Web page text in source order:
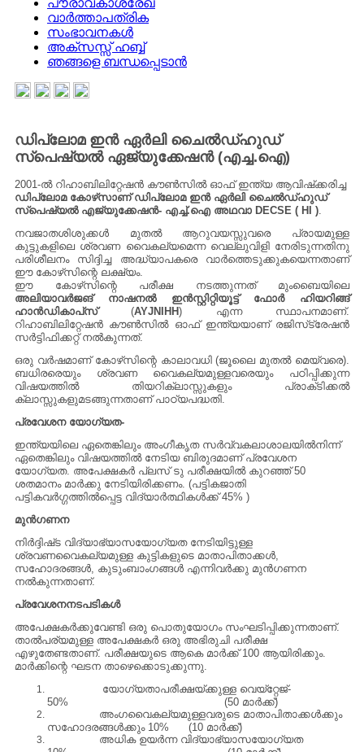
പൗരാവകാശരേഖ
വാർത്താപത്രിക
സംഭാവനകൾ
അക്സസ്സ് ഹബ്ബ്
ഞങ്ങളെ ബന്ധപ്പെടാൻ
ഡിപ്ലോമ ഇന്‍ ഏര്‍ലി ചൈൽഡ്ഹുഡ്
സ്പെഷ്യൽ ഏജ്യുക്കേഷന്‍ (എച്ച.ഐ)
2001-ല്‍ റിഹാബിലിറ്റേഷന്‍ കൗണ്‍സില്‍ ഓഫ്‌ ഇന്ത്യ ആവിഷ്‌ക്കരിച്ച
ഡിപ്ലോമ കോഴ്‌സാണ്‌ ഡിപ്ലോമ ഇന്‍ ഏര്‍ലി ചൈല്‍ഡ്‌ഹുഡ്‌
സ്‌പെഷ്യല്‍ എജ്യുക്കേഷന്‍- എച്ച്‌.ഐ അഥവാ DECSE ( HI ).
നവജാതശിശുക്കള്‍ മുതല്‍ ആറുവയസ്സുവരെ പ്രായമുള്ള
കുട്ടുകളിലെ ശ്രവണ വൈകല്യമെന്ന വെല്ലുവിളി നേരിടുന്നതിനു
പരിശീലനം സിദ്ദിച്ച അദ്ധ്യാപകരെ വാര്‍ത്തെടുക്കുകയെന്നതാണ്‌
ഈ കോഴ്‌സിന്റെ ലക്ഷ്യം.
ഈ കോഴ്‌സിന്റെ പരീക്ഷ നടത്തുന്നത്‌ മുംബൈയിലെ
അലിയാവര്‍ജങ്‌ നാഷനല്‍ ഇന്‍സ്റ്റിറ്റിയൂട്ട്‌ ഫോര്‍ ഹിയറിങ്ങ്‌
ഹാന്‍ഡികാപ്‌സ്‌(AYJNIHH) എന്ന സ്ഥാപനമാണ്‌.
റിഹാബിലിറ്റേഷന്‍ കൗണ്‍സില്‍ ഓഫ്‌ ഇന്ത്യയാണ്‌ രജിസ്‌ട്രേഷന്‍
സര്‍ട്ടിഫിക്കറ്റ്‌ നല്‍കുന്നത്‌.
ഒരു വര്‍ഷമാണ്‌ കോഴ്‌സിന്റെ കാലാവധി (ജൂലൈ മുതല്‍ മെയ്‌വരെ).
ബധിരരെയും ശ്രവണ വൈകല്യമുള്ളവരെയും പഠിപ്പിക്കുന്ന
വിഷയത്തില്‍ തിയറിക്ലാസ്സുകളും പ്രാക്‌ടിക്കല്‍
ക്ലാസ്സുകളുമടങ്ങുന്നതാണ്‌ പാഠ്യപദ്ധതി.
പ്രവേശന യോഗ്യത-
ഇന്ത്യയിലെ ഏതെങ്കിലും അംഗീകൃത സര്‍വ്വകലാശാലയില്‍നിന്ന്‌
ഏതെങ്കിലും വിഷയത്തില്‍ നേടിയ ബിരുദമാണ്‌ പ്രവേശന
യോഗ്യത. അപേക്ഷകര്‍ പ്ലസ്‌ ടു പരീക്ഷയില്‍ കുറഞ്ഞ്‌ 50
ശതമാനം മാര്‍ക്കു നേടിയിരിക്കണം. (പട്ടികജാതി
പട്ടികവര്‍ഗ്ഗത്തില്‍പ്പെട്ട വിദ്യാര്‍ത്ഥികള്‍ക്ക്‌ 45% )
മുന്‍ഗണന
നിര്‍ദ്ദിഷ്‌ട വിദ്യാഭ്യാസയോഗ്യത നേടിയിട്ടുള്ള
ശ്രവണവൈകല്യമുള്ള കുട്ടികളുടെ മാതാപിതാക്കള്‍,
സഹോദരങ്ങള്‍, കുടുംബാംഗങ്ങള്‍ എന്നിവര്‍ക്കു മുന്‍ഗണന
നല്‍കുന്നതാണ്‌.
പ്രവേശനനടപടികള്‍
അപേക്ഷകര്‍ക്കുവേണ്ടി ഒരു പൊതുയോഗം സംഘടിപ്പിക്കുന്നതാണ്‌.
താല്‍പര്യമുള്ള അപേക്ഷകര്‍ ഒരു അഭിരുചി പരീക്ഷ
എഴുതേണ്ടതാണ്‌. പരീക്ഷയുടെ ആകെ മാര്‍ക്ക്‌ 100 ആയിരിക്കും.
മാര്‍ക്കിന്റെ ഘടന താഴെക്കൊടുക്കുന്നു.
യോഗ്യതാപരീക്ഷയ്‌ക്കുള്ള വെയ്‌റ്റേജ്‌-
50% (50 മാര്‍ക്ക്‌)
അംഗവൈകല്യമുള്ളവരുടെ മാതാപിതാക്കള്‍ക്കും
സഹോദരങ്ങള്‍ക്കും 10% (10 മാര്‍ക്ക്‌)
അധിക ഉയര്‍ന്ന വിദ്യാഭ്യാസയോഗ്യത